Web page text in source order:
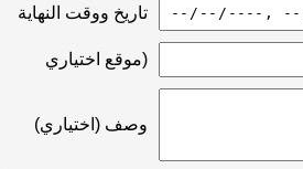
تاريخ ووقت النهاية
موقع اختياري)
وصف (اختياري)